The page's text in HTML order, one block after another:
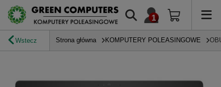
Wstecz Strona główna KOMPUTERY POLEASINGOWE